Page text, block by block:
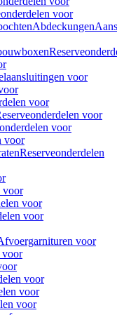
voor
Abdeckungen
voor
voor
voor
voor
voor
Reserveonderdelen
voor
voor
voor
voor
voor
voor
voor
voor